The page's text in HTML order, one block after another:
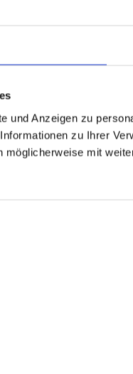
und Anzeigen zu
zu Ihrer
möglicherweise mit